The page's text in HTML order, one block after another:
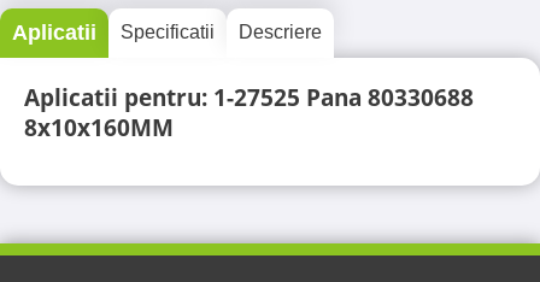
Aplicatii Specificatii Descriere
Aplicatii pentru: 1-27525 Pana 80330688
8x10x160MM